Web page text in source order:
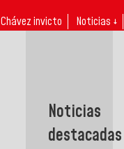
Chávez invicto Noticias ↓
Noticias
destacadas